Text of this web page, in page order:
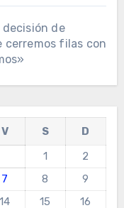
decisión de
cerremos filas con
V S
D
1
2
7 8
9
14 15
16